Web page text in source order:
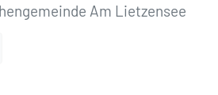
Am Lietzensee